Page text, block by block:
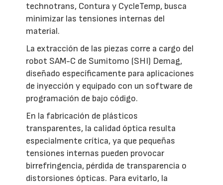
technotrans, Contura y CycleTemp, busca
minimizar las tensiones internas del
material.
La extracción de las piezas corre a cargo del
robot SAM-C de Sumitomo (SHI) Demag,
diseñado específicamente para aplicaciones
de inyección y equipado con un software de
programación de bajo código.
En la fabricación de plásticos
transparentes, la calidad óptica resulta
especialmente crítica, ya que pequeñas
tensiones internas pueden provocar
birrefringencia, pérdida de transparencia o
distorsiones ópticas. Para evitarlo, la